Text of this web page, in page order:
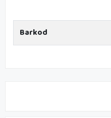
Barkod